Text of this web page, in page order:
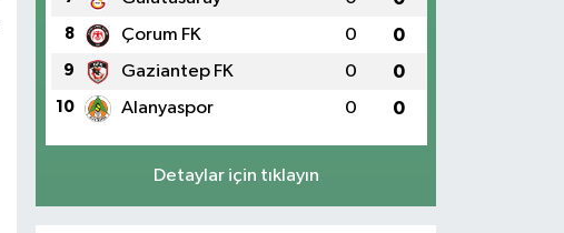
8 Çorum FK 0 0
9 Gaziantep FK 0 0
10 Alanyaspor 0 0
Detaylar için tıklayın